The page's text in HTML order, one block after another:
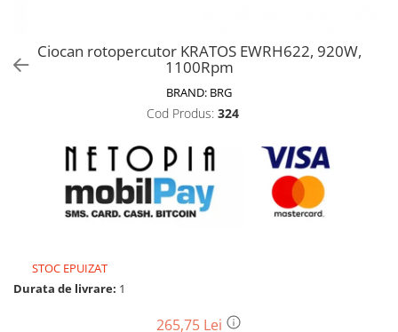
Motoburghie si accesorii
Drujbe pe benzina
Drujbe cu acumulator
Consumabile drujbe, fierastraie
Unelte electrice busteni
Mori cereale si batoze porumb
Batoze - mori desfacat porumb
Ciocan rotopercutor KRATOS EWRH622, 920W,
1100Rpm
BRAND: BRG
Cod Produs: 324
STOC EPUIZAT
Durata de livrare: 1
265,75 Lei